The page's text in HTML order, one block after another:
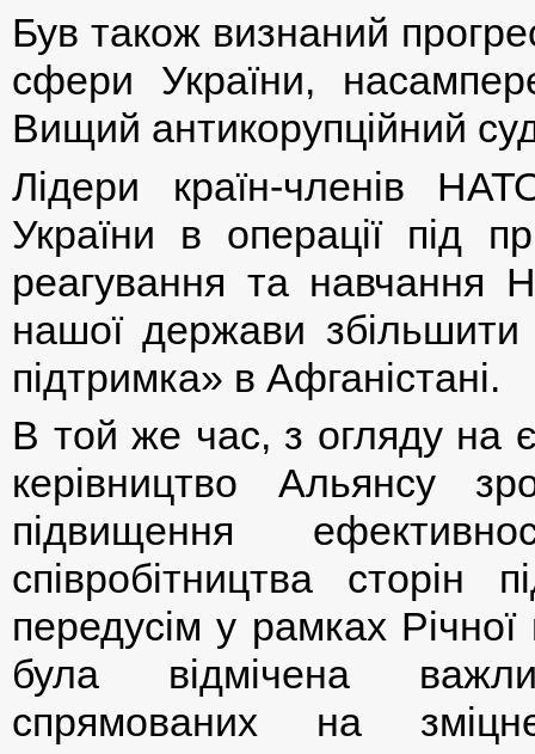
Був також визнаний
сфери України,
Вищий антикорупційний
Лідери країн-членів
України в операції під
реагування та навчання
нашої держави збільшити
підтримка» в Афганістані.
В той же час, з огляду на
керівництво Альянсу
підвищення
співробітництва сторін
передусім у рамках
була відмічена
спрямованих на